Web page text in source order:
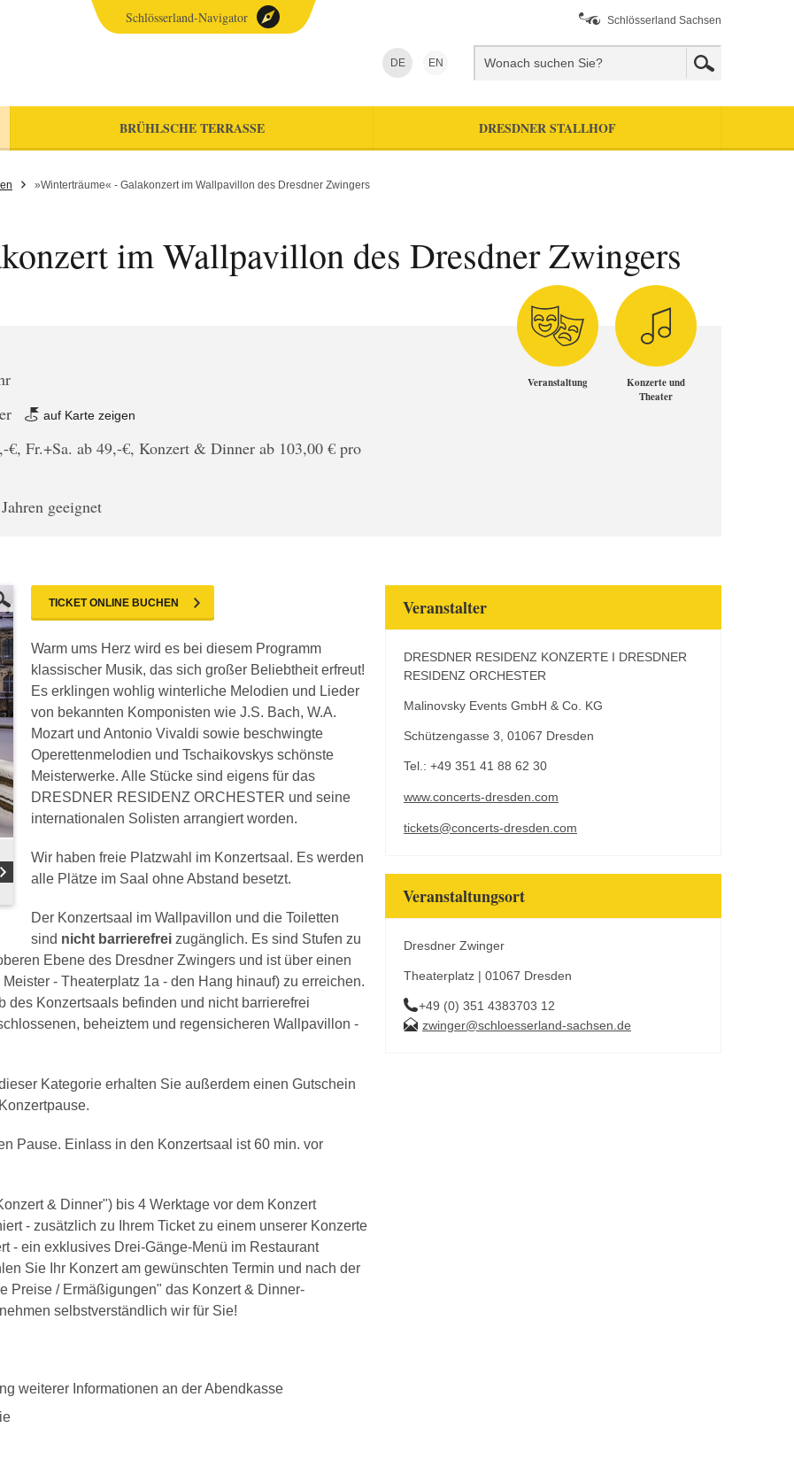
Schlösserland Sachsen
DE EN
BRÜHLSCHE TERRASSE DRESDNER STALLHOF
Schlösserland-Navigator
»Winterträume« - Galakonzert im Wallpavillon des Dresdner Zwingers
im Wallpavillon des Dresdner Zwingers
auf Karte zeigen
Fr.+Sa. ab 49,-€, Konzert & Dinner ab 103,00 € pro
geeignet
Veranstaltung
Konzerte und
Theater
TICKET ONLINE BUCHEN
Warm ums Herz wird es bei diesem Programm
klassischer Musik, das sich großer Beliebtheit erfreut!
Es erklingen wohlig winterliche Melodien und Lieder
von bekannten Komponisten wie J.S. Bach, W.A.
Mozart und Antonio Vivaldi sowie beschwingte
Operettenmelodien und Tschaikovskys schönste
Meisterwerke. Alle Stücke sind eigens für das
DRESDNER RESIDENZ ORCHESTER und seine
internationalen Solisten arrangiert worden.
Wir haben freie Platzwahl im Konzertsaal. Es werden
alle Plätze im Saal ohne Abstand besetzt.
Der Konzertsaal im Wallpavillon und die Toiletten
sind nicht barrierefrei zugänglich. Es sind Stufen zu
Ebene des Dresdner Zwingers und ist über einen
- Theaterplatz 1a - den Hang hinauf) zu erreichen.
des Konzertsaals befinden und nicht barrierefrei
beheiztem und regensicheren Wallpavillon -
Kategorie erhalten Sie außerdem einen Gutschein
Pause. Einlass in den Konzertsaal ist 60 min. vor
& Dinner") bis 4 Werktage vor dem Konzert
- zusätzlich zu Ihrem Ticket zu einem unserer Konzerte
- ein exklusives Drei-Gänge-Menü im Restaurant
Sie Ihr Konzert am gewünschten Termin und nach der
Preise / Ermäßigungen" das Konzert & Dinner-
selbstverständlich wir für Sie!
weiterer Informationen an der Abendkasse
Veranstalter
DRESDNER RESIDENZ KONZERTE I DRESDNER
RESIDENZ ORCHESTER
Malinovsky Events GmbH & Co. KG
Schützengasse 3, 01067 Dresden
Tel.: +49 351 41 88 62 30
www.concerts-dresden.com
tickets@concerts-dresden.com
Veranstaltungsort
Dresdner Zwinger
Theaterplatz | 01067 Dresden
+49 (0) 351 4383703 12
zwinger@schloesserland-sachsen.de